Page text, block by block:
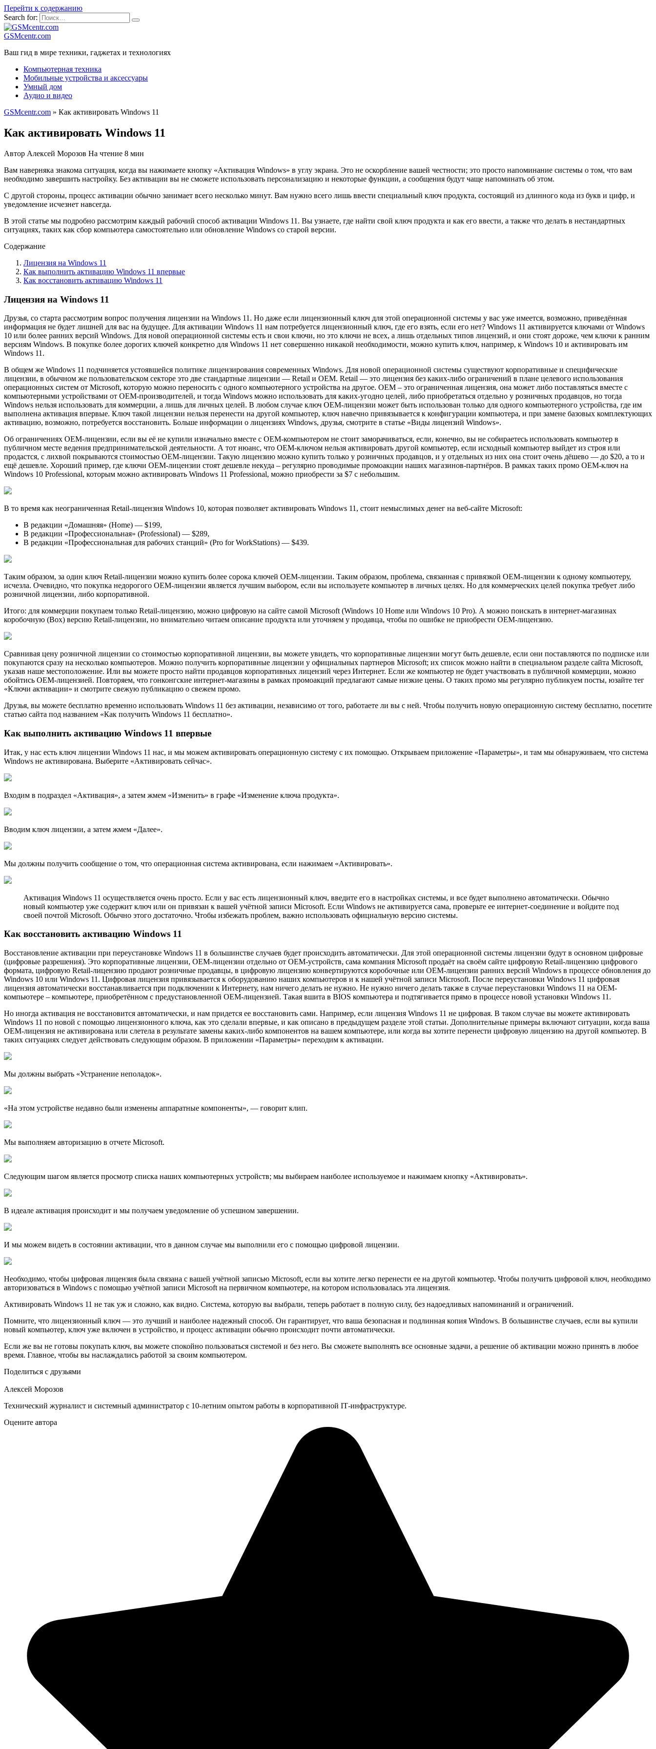
Перейти к содержанию
Search for:
GSMcentr.com
Ваш гид в мире техники, гаджетах и технологиях
Компьютерная техника
Мобильные устройства и аксессуары
Умный дом
Аудио и видео
GSMcentr.com » Как активировать Windows 11
Как активировать Windows 11
Автор Алексей Морозов На чтение 8 мин
Вам наверняка знакома ситуация, когда вы нажимаете кнопку «Активация Windows» в углу экрана. Это не оскорбление вашей честности; это просто напоминание системы о том, что вам
необходимо завершить настройку. Без активации вы не сможете использовать персонализацию и некоторые функции, а сообщения будут чаще напоминать об этом.
С другой стороны, процесс активации обычно занимает всего несколько минут. Вам нужно всего лишь ввести специальный ключ продукта, состоящий из длинного кода из букв и цифр, и
уведомление исчезнет навсегда.
В этой статье мы подробно рассмотрим каждый рабочий способ активации Windows 11. Вы узнаете, где найти свой ключ продукта и как его ввести, а также что делать в нестандартных
ситуациях, таких как сбор компьютера самостоятельно или обновление Windows со старой версии.
Содержание
Лицензия на Windows 11
Как выполнить активацию Windows 11 впервые
Как восстановить активацию Windows 11
Лицензия на Windows 11
Друзья, со старта рассмотрим вопрос получения лицензии на Windows 11. Но даже если лицензионный ключ для этой операционной системы у вас уже имеется, возможно, приведённая
информация не будет лишней для вас на будущее. Для активации Windows 11 нам потребуется лицензионный ключ, где его взять, если его нет? Windows 11 активируется ключами от Windows
10 или более ранних версий Windows. Для новой операционной системы есть и свои ключи, но это ключи не всех, а лишь отдельных типов лицензий, и они стоят дороже, чем ключи к ранним
версиям Windows. В покупке более дорогих ключей конкретно для Windows 11 нет совершенно никакой необходимости, можно купить ключ, например, к Windows 10 и активировать им
Windows 11.
В общем же Windows 11 подчиняется устоявшейся политике лицензирования современных Windows. Для новой операционной системы существуют корпоративные и специфические
лицензии, в обычном же пользовательском секторе это две стандартные лицензии — Retail и OEM. Retail — это лицензия без каких-либо ограничений в плане целевого использования
операционных систем от Microsoft, которую можно переносить с одного компьютерного устройства на другое. OEM – это ограниченная лицензия, она может либо поставляться вместе с
компьютерными устройствами от OEM-производителей, и тогда Windows можно использовать для каких-угодно целей, либо приобретаться отдельно у розничных продавцов, но тогда
Windows нельзя использовать для коммерции, а лишь для личных целей. В любом случае ключ OEM-лицензии может быть использован только для одного компьютерного устройства, где им
выполнена активация впервые. Ключ такой лицензии нельзя перенести на другой компьютер, ключ навечно привязывается к конфигурации компьютера, и при замене базовых комплектующих
активацию, возможно, потребуется восстановить. Больше информации о лицензиях Windows, друзья, смотрите в статье «Виды лицензий Windows».
Об ограничениях OEM-лицензии, если вы её не купили изначально вместе с OEM-компьютером не стоит заморачиваться, если, конечно, вы не собираетесь использовать компьютер в
публичном месте ведения предпринимательской деятельности. А тот нюанс, что OEM-ключом нельзя активировать другой компьютер, если исходный компьютер выйдет из строя или
продастся, с лихвой покрываются стоимостью OEM-лицензии. Такую лицензию можно купить только у розничных продавцов, и у отдельных из них она стоит очень дёшево — до $20, а то и
ещё дешевле. Хороший пример, где ключи OEM-лицензии стоят дешевле некуда – регулярно проводимые промоакции наших магазинов-партнёров. В рамках таких промо OEM-ключ на
Windows 10 Professional, которым можно активировать Windows 11 Professional, можно приобрести за $7 с небольшим.
В то время как неограниченная Retail-лицензия Windows 10, которая позволяет активировать Windows 11, стоит немыслимых денег на веб-сайте Microsoft:
В редакции «Домашняя» (Home) — $199,
В редакции «Профессиональная» (Professional) — $289,
В редакции «Профессиональная для рабочих станций» (Pro for WorkStations) — $439.
Таким образом, за один ключ Retail-лицензии можно купить более сорока ключей OEM-лицензии. Таким образом, проблема, связанная с привязкой OEM-лицензии к одному компьютеру,
исчезла. Очевидно, что покупка недорогого OEM-лицензии является лучшим выбором, если вы используете компьютер в личных целях. Но для коммерческих целей покупка требует либо
розничной лицензии, либо корпоративной.
Итого: для коммерции покупаем только Retail-лицензию, можно цифровую на сайте самой Microsoft (Windows 10 Home или Windows 10 Pro). А можно поискать в интернет-магазинах
коробочную (Box) версию Retail-лицензии, но внимательно читаем описание продукта или уточняем у продавца, чтобы по ошибке не приобрести OEM-лицензию.
Сравнивая цену розничной лицензии со стоимостью корпоративной лицензии, вы можете увидеть, что корпоративные лицензии могут быть дешевле, если они поставляются по подписке или
покупаются сразу на несколько компьютеров. Можно получить корпоративные лицензии у официальных партнеров Microsoft; их список можно найти в специальном разделе сайта Microsoft,
указав наше местоположение. Или вы можете просто найти продавцов корпоративных лицензий через Интернет. Если же компьютер не будет участвовать в публичной коммерции, можно
обойтись OEM-лицензией. Повторяем, что гонконгские интернет-магазины в рамках промоакций предлагают самые низкие цены. О таких промо мы регулярно публикуем посты, юзайте тег
«Ключи активации» и смотрите свежую публикацию о свежем промо.
Друзья, вы можете бесплатно временно использовать Windows 11 без активации, независимо от того, работаете ли вы с ней. Чтобы получить новую операционную систему бесплатно, посетите
статью сайта под названием «Как получить Windows 11 бесплатно».
Как выполнить активацию Windows 11 впервые
Итак, у нас есть ключ лицензии Windows 11 наc, и мы можем активировать операционную систему с их помощью. Открываем приложение «Параметры», и там мы обнаруживаем, что система
Windows не активирована. Выберите «Активировать сейчас».
Входим в подраздел «Активация», а затем жмем «Изменить» в графе «Изменение ключа продукта».
Вводим ключ лицензии, а затем жмем «Далее».
Мы должны получить сообщение о том, что операционная система активирована, если нажимаем «Активировать».
Активация Windows 11 осуществляется очень просто. Если у вас есть лицензионный ключ, введите его в настройках системы, и все будет выполнено автоматически. Обычно
новый компьютер уже содержит ключ или он привязан к вашей учётной записи Microsoft. Если Windows не активируется сама, проверьте ее интернет-соединение и войдите под
своей почтой Microsoft. Обычно этого достаточно. Чтобы избежать проблем, важно использовать официальную версию системы.
Как восстановить активацию Windows 11
Восстановление активации при переустановке Windows 11 в большинстве случаев будет происходить автоматически. Для этой операционной системы лицензии будут в основном цифровые
(цифровые разрешения). Это корпоративные лицензии, OEM-лицензии отдельно от OEM-устройств, сама компания Microsoft продаёт на своём сайте цифровую Retail-лицензию цифрового
формата, цифровую Retail-лицензию продают розничные продавцы, в цифровую лицензию конвертируются коробочные или OEM-лицензии ранних версий Windows в процессе обновления до
Windows 10 или Windows 11. Цифровая лицензия привязывается к оборудованию наших компьютеров и к нашей учётной записи Microsoft. После переустановки Windows 11 цифровая
лицензия автоматически восстанавливается при подключении к Интернету, нам ничего делать не нужно. Не нужно ничего делать также в случае переустановки Windows 11 на OEM-
компьютере – компьютере, приобретённом с предустановленной OEM-лицензией. Такая вшита в BIOS компьютера и подтягивается прямо в процессе новой установки Windows 11.
Но иногда активация не восстановится автоматически, и нам придется ее восстановить сами. Например, если лицензия Windows 11 не цифровая. В таком случае вы можете активировать
Windows 11 по новой с помощью лицензионного ключа, как это сделали впервые, и как описано в предыдущем разделе этой статьи. Дополнительные примеры включают ситуации, когда ваша
OEM-лицензия не активирована или слетела в результате замены каких-либо компонентов на вашем компьютере, или когда вы хотите перенести цифровую лицензию на другой компьютер. В
таких ситуациях следует действовать следующим образом. В приложении «Параметры» переходим к активации.
Мы должны выбрать «Устранение неполадок».
«На этом устройстве недавно были изменены аппаратные компоненты», — говорит клип.
Мы выполняем авторизацию в отчете Microsoft.
Следующим шагом является просмотр списка наших компьютерных устройств; мы выбираем наиболее используемое и нажимаем кнопку «Активировать».
В идеале активация происходит и мы получаем уведомление об успешном завершении.
И мы можем видеть в состоянии активации, что в данном случае мы выполнили его с помощью цифровой лицензии.
Необходимо, чтобы цифровая лицензия была связана с вашей учётной записью Microsoft, если вы хотите легко перенести ее на другой компьютер. Чтобы получить цифровой ключ, необходимо
авторизоваться в Windows с помощью учётной записи Microsoft на первичном компьютере, на котором использовалась эта лицензия.
Активировать Windows 11 не так уж и сложно, как видно. Система, которую вы выбрали, теперь работает в полную силу, без надоедливых напоминаний и ограничений.
Помните, что лицензионный ключ — это лучший и наиболее надежный способ. Он гарантирует, что ваша безопасная и подлинная копия Windows. В большинстве случаев, если вы купили
новый компьютер, ключ уже включен в устройство, и процесс активации обычно происходит почти автоматически.
Если же вы не готовы покупать ключ, вы можете спокойно пользоваться системой и без него. Вы сможете выполнять все основные задачи, а решение об активации можно принять в любое
время. Главное, чтобы вы наслаждались работой за своим компьютером.
Поделиться с друзьями
Алексей Морозов
Технический журналист и системный администратор с 10‑летним опытом работы в корпоративной IT‑инфраструктуре.
Оцените автора